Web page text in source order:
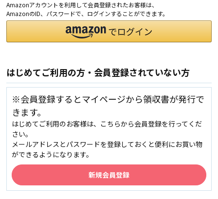
Amazonアカウントを利用して会員登録されたお客様は、
AmazonのID、パスワードで、ログインすることができます。
はじめてご利用の方・会員登録されていない方
※会員登録するとマイページから領収書が発行で
きます。
はじめてご利用のお客様は、こちらから会員登録を行ってくだ
さい。
メールアドレスとパスワードを登録しておくと便利にお買い物
ができるようになります。